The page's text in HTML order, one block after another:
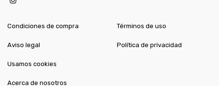
Condiciones de compra
Aviso legal
Términos de uso
Política de privacidad
Usamos cookies
Acerca de nosotros